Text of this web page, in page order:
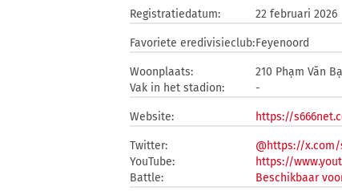
Registratiedatum: 22 februari 2026
Favoriete eredivisieclub:Feyenoord
Woonplaats:
210 Phạm Văn
Vak in het stadion:
-
Website: https://
Twitter:
@https://x.com/
YouTube:
https://
Battle:
Beschikbaar